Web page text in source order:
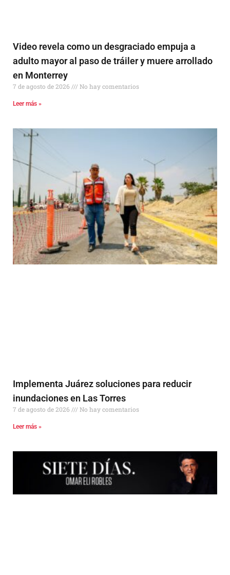
Video revela como un desgraciado empuja a
adulto mayor al paso de tráiler y muere arrollado
en Monterrey
7 de agosto de 2026 No hay comentarios
Leer más »
Implementa Juárez soluciones para reducir
inundaciones en Las Torres
7 de agosto de 2026 No hay comentarios
Leer más »